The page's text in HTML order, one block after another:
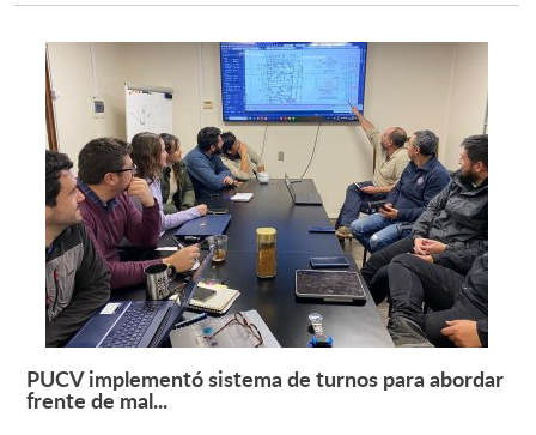
Leer más +
PUCV implementó sistema de turnos para abordar
frente de mal...